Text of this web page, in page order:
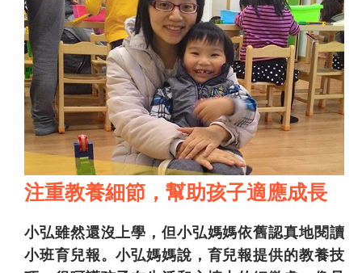
注重教養細節，幫助孩子適應成長
小弘雖然還沒上學，但小弘媽媽依舊認真地閱讀
小班育兒報。小弘媽媽說，育兒報提供的教養技